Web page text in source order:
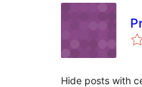
Hide posts with